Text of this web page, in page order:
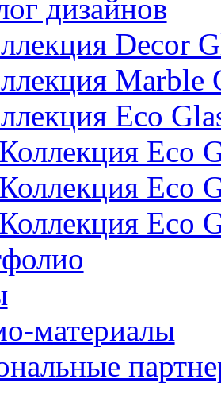
дизайнов
Decor
Marble
Eco
Коллекция Eco
Коллекция Eco
Коллекция Eco
материалы